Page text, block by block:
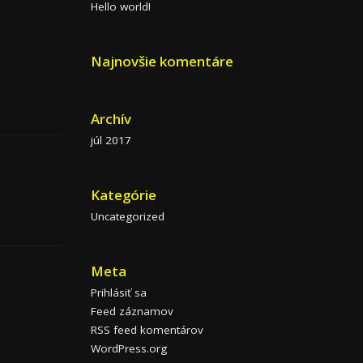
Hello world!
Najnovšie komentáre
Archív
júl 2017
Kategórie
Uncategorized
Meta
Prihlásiť sa
Feed záznamov
RSS feed komentárov
WordPress.org